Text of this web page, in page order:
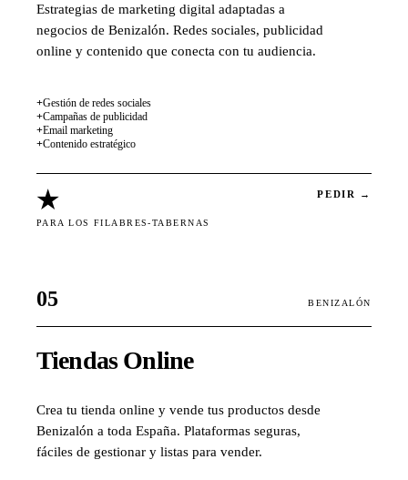
Estrategias de marketing digital adaptadas a
negocios de Benizalón. Redes sociales, publicidad
online y contenido que conecta con tu audiencia.
+Gestión de redes sociales
+Campañas de publicidad
+Email marketing
+Contenido estratégico
★
PARA LOS FILABRES-TABERNAS
PEDIR →
05 BENIZALÓN
Tiendas Online
Crea tu tienda online y vende tus productos desde
Benizalón a toda España. Plataformas seguras,
fáciles de gestionar y listas para vender.